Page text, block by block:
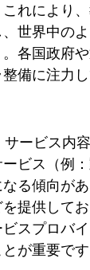
れにより
世界中の
各国政府
備に注力し
ービス内
ビス（例
る傾向が
提供して
スプロバ
が重要です